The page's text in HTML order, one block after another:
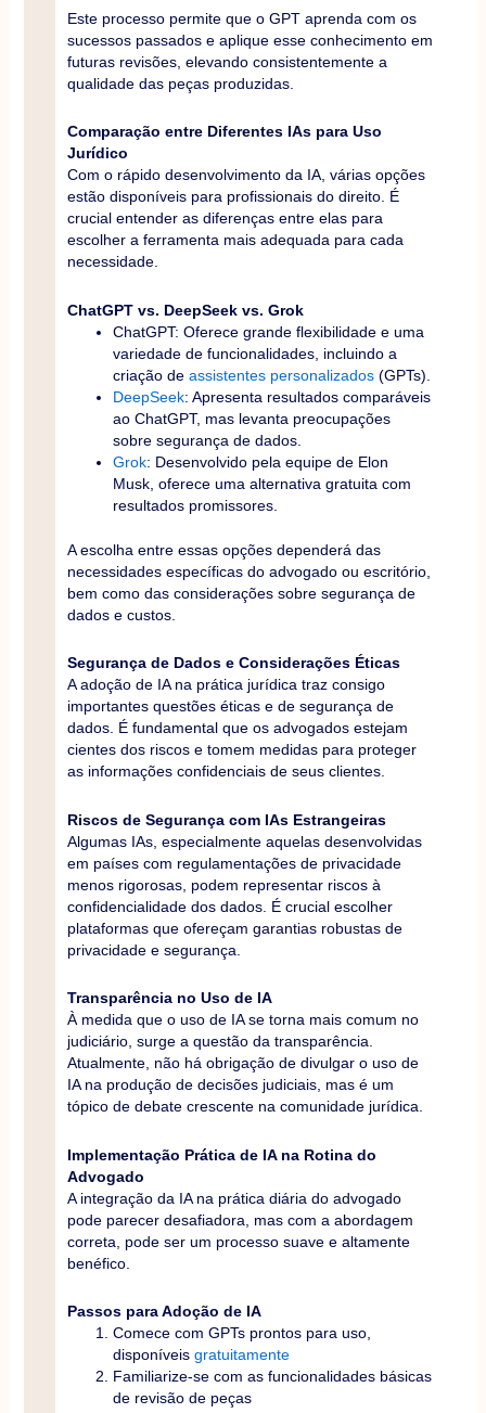
Este processo permite que o GPT aprenda com os
sucessos passados e aplique esse conhecimento em
futuras revisões, elevando consistentemente a
qualidade das peças produzidas.
Comparação entre Diferentes IAs para Uso
Jurídico
Com o rápido desenvolvimento da IA, várias opções
estão disponíveis para profissionais do direito. É
crucial entender as diferenças entre elas para
escolher a ferramenta mais adequada para cada
necessidade.
ChatGPT vs. DeepSeek vs. Grok
ChatGPT: Oferece grande flexibilidade e uma
variedade de funcionalidades, incluindo a
criação deassistentes personalizados(GPTs).
DeepSeek: Apresenta resultados comparáveis
ao ChatGPT, mas levanta preocupações
sobre segurança de dados.
Grok: Desenvolvido pela equipe de Elon
Musk, oferece uma alternativa gratuita com
resultados promissores.
A escolha entre essas opções dependerá das
necessidades específicas do advogado ou escritório,
bem como das considerações sobre segurança de
dados e custos.
Segurança de Dados e Considerações Éticas
A adoção de IA na prática jurídica traz consigo
importantes questões éticas e de segurança de
dados. É fundamental que os advogados estejam
cientes dos riscos e tomem medidas para proteger
as informações confidenciais de seus clientes.
Riscos de Segurança com IAs Estrangeiras
Algumas IAs, especialmente aquelas desenvolvidas
em países com regulamentações de privacidade
menos rigorosas, podem representar riscos à
confidencialidade dos dados. É crucial escolher
plataformas que ofereçam garantias robustas de
privacidade e segurança.
Transparência no Uso de IA
À medida que o uso de IA se torna mais comum no
judiciário, surge a questão da transparência.
Atualmente, não há obrigação de divulgar o uso de
IA na produção de decisões judiciais, mas é um
tópico de debate crescente na comunidade jurídica.
Implementação Prática de IA na Rotina do
Advogado
A integração da IA na prática diária do advogado
pode parecer desafiadora, mas com a abordagem
correta, pode ser um processo suave e altamente
benéfico.
Passos para Adoção de IA
Comece com GPTs prontos para uso,
disponíveisgratuitamente
Familiarize-se com as funcionalidades básicas
de revisão de peças